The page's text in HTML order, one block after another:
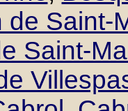
de Saint-
Saint-